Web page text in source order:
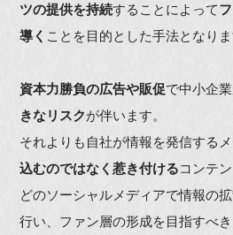
ツの提供を持続することによって
導く ことを目的とした手法となりま
資本力勝負の広告や販促で中小企
きなリスクが伴います。
それよりも自社が情報を発信する
込むのではなく惹き付けるコンテ
どのソーシャルメディアで情報の
行い、ファン層の形成を目指すべき